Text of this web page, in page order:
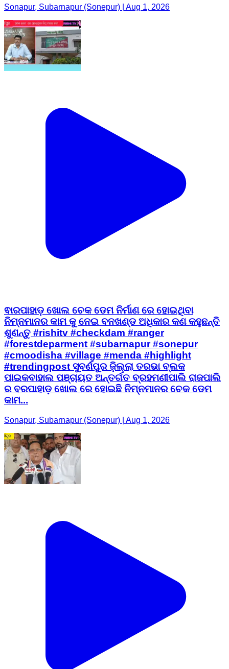
Sonapur, Subarnapur (Sonepur) | Aug 1, 2026
ଵାରପାହାଡ଼ ଖୋଲ ଚେକ ଡେମ ନିର୍ମାଣ ରେ ହୋଇଥିବା
ନିମ୍ନମାନର କାମ କୁ ନେଇ ବନଖଣ୍ଡ ଅଧିକାର କଣ କହୁଛନ୍ତି
ଶୁଣନ୍ତୁ #rishitv #checkdam #ranger
#forestdeparment #subarnapur #sonepur
#cmoodisha #village #menda #highlight
#trendingpost ସୁବର୍ଣପୁର ଜ଼ିଲ୍ଲା ତରଭା ବ୍ଲକ
ପାଇକବାହାଲ ପଞ୍ଚାୟତ ଅନ୍ତର୍ଗତ ବ୍ରହମଣୀପାଲି ରାଜପାଲି
ର ବରପାହାଡ଼ ଖୋଲ ରେ ହୋଇଛି ନିମ୍ନମାନର ଚେକ ଡେମ
କାମ...
Sonapur, Subarnapur (Sonepur) | Aug 1, 2026